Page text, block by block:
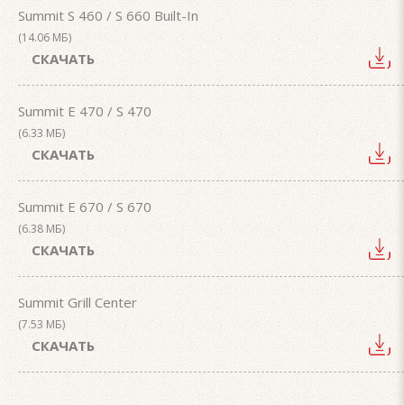
Summit S 460 / S 660 Built-In
(14.06 МБ)
СКАЧАТЬ
Summit E 470 / S 470
(6.33 МБ)
СКАЧАТЬ
Summit E 670 / S 670
(6.38 МБ)
СКАЧАТЬ
Summit Grill Center
(7.53 МБ)
СКАЧАТЬ